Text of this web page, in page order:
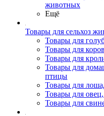
животных
Ещё
Товары для сельхоз
Товары для
Товары для коров
Товары для
Товары для
птицы
Товары для
Товары для овец,
Товары для